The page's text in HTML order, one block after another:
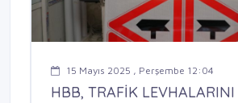
15 Mayıs 2025 , Perşembe 12:04
HBB, TRAFİK LEVHALARINI